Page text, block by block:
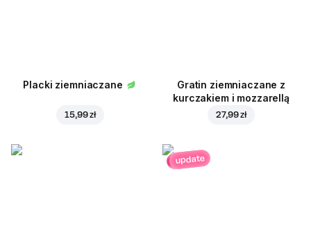
Placki ziemniaczane
15,99 zł
Gratin ziemniaczane z
kurczakiem i mozzarellą
27,99 zł
update